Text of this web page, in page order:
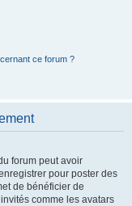
ce forum ?
forum peut avoir
pour poster des
de bénéficier de
comme les avatars